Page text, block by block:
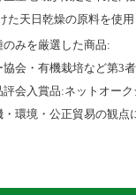
た天日乾燥の原料を使
みを厳選した商品:
会・有機栽培など第3
会入賞品:ネットオー
環境・公正貿易の観